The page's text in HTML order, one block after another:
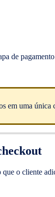
de
em uma
o cliente